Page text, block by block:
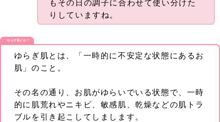
もその日の調子に合わせて使い分けた
りしていますね。
ゆらぎ肌とは？
ゆらぎ肌とは、「一時的に不安定な状態にあるお
肌」のこと。
その名の通り、お肌がゆらいでいる状態で、一時
的に肌荒れやニキビ、敏感肌、乾燥などの肌トラ
ブルを引き起こしてしまします。